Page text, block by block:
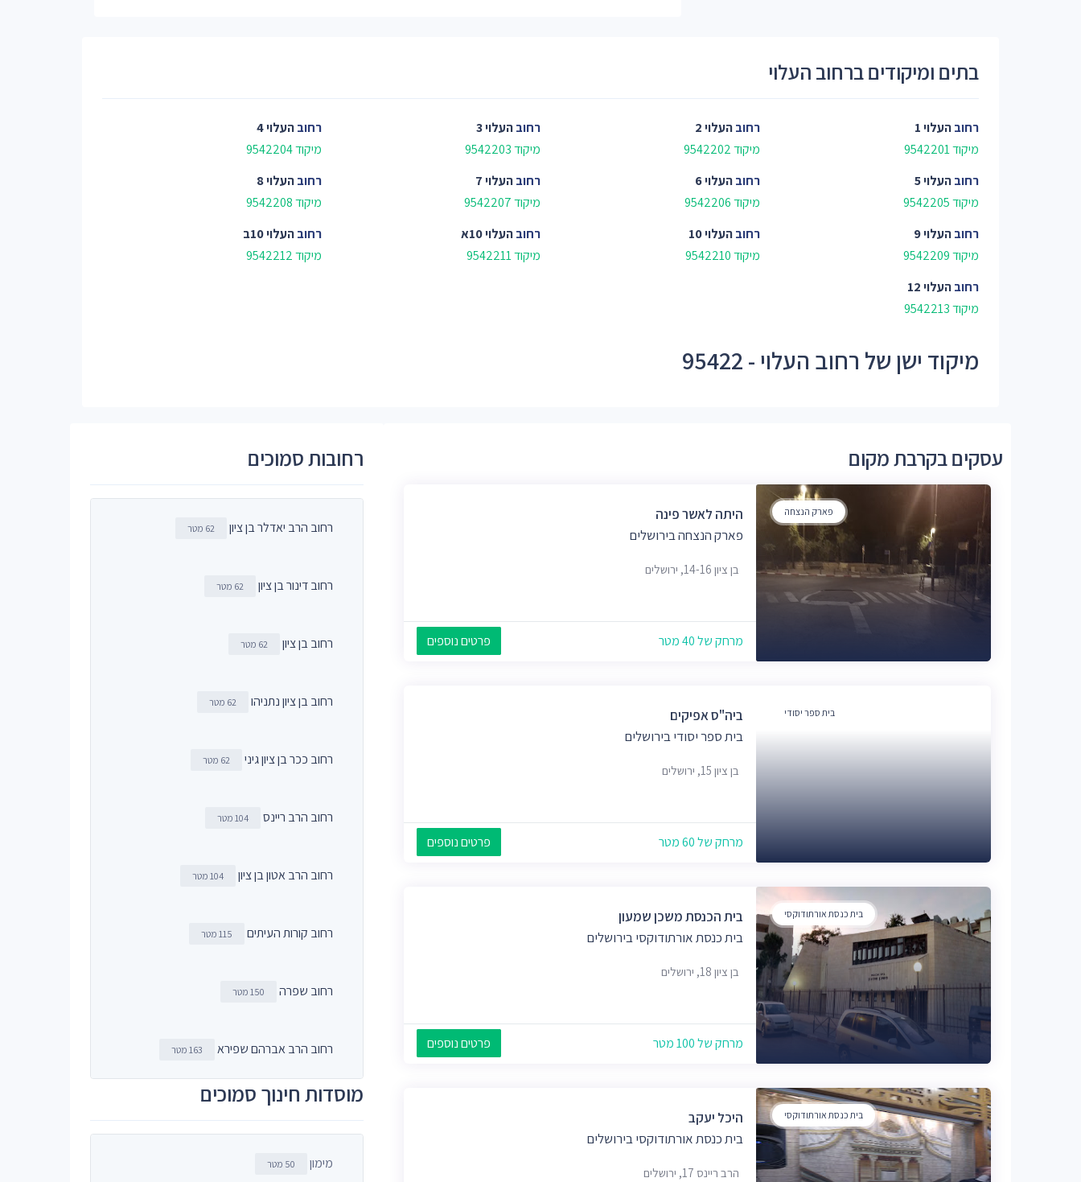
בתים ומיקודים ברחוב העלוי
רחובהעלוי 1
מיקוד 9542201
רחובהעלוי 2
מיקוד 9542202
רחובהעלוי 3
מיקוד 9542203
רחובהעלוי 4
מיקוד 9542204
רחובהעלוי 5
מיקוד 9542205
רחובהעלוי 6
מיקוד 9542206
רחובהעלוי 7
מיקוד 9542207
רחובהעלוי 8
מיקוד 9542208
רחובהעלוי 9
מיקוד 9542209
רחובהעלוי 10
מיקוד 9542210
רחובהעלוי 10א
מיקוד 9542211
רחובהעלוי 10ב
מיקוד 9542212
רחובהעלוי 12
מיקוד 9542213
מיקוד ישן של רחוב העלוי - 95422
עסקים בקרבת מקום
פארק הנצחה
היתה לאשר פינה
פארק הנצחה בירושלים
בן ציון 14-16, ירושלים
מרחק של 40 מטר פרטים נוספים
בית ספר יסודי
ביה"ס אפיקים
בית ספר יסודי בירושלים
בן ציון 15, ירושלים
מרחק של 60 מטר פרטים נוספים
בית כנסת אורתודוקסי
בית הכנסת משכן שמעון
בית כנסת אורתודוקסי בירושלים
בן ציון 18, ירושלים
מרחק של 100 מטר פרטים נוספים
בית כנסת אורתודוקסי
היכל יעקב
בית כנסת אורתודוקסי בירושלים
הרב ריינס 17, ירושלים
רחובות סמוכים
רחוב הרב יאדלר בן ציון 62 מטר
רחוב דינור בן ציון 62 מטר
רחוב בן ציון 62 מטר
רחוב בן ציון נתניהו 62 מטר
רחוב ככר בן ציון גיני 62 מטר
רחוב הרב ריינס 104 מטר
רחוב הרב אטון בן ציון 104 מטר
רחוב קורות העיתים 115 מטר
רחוב שפרה 150 מטר
רחוב הרב אברהם שפירא 163 מטר
מוסדות חינוך סמוכים
מימון 50 מטר